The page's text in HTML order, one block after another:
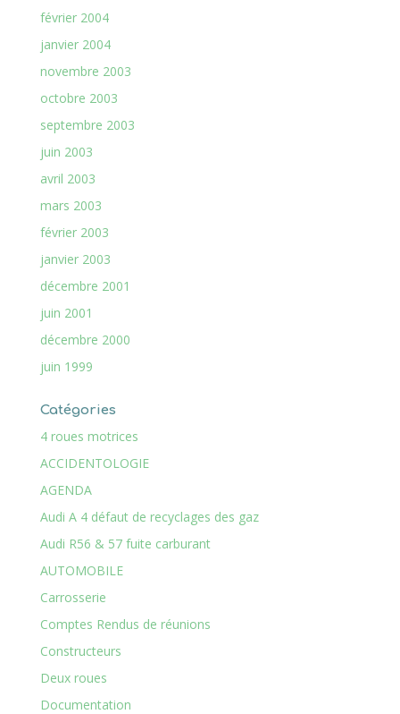
février 2004
janvier 2004
novembre 2003
octobre 2003
septembre 2003
juin 2003
avril 2003
mars 2003
février 2003
janvier 2003
décembre 2001
juin 2001
décembre 2000
juin 1999
Catégories
4 roues motrices
ACCIDENTOLOGIE
AGENDA
Audi A 4 défaut de recyclages des gaz
Audi R56 & 57 fuite carburant
AUTOMOBILE
Carrosserie
Comptes Rendus de réunions
Constructeurs
Deux roues
Documentation